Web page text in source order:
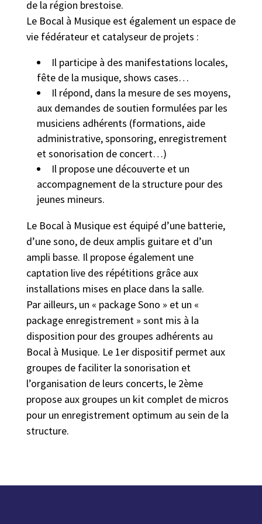
de la région brestoise.
Le Bocal à Musique est également un espace de
vie fédérateur et catalyseur de projets :
Il participe à des manifestations locales,
fête de la musique, shows cases…
Il répond, dans la mesure de ses moyens,
aux demandes de soutien formulées par les
musiciens adhérents (formations, aide
administrative, sponsoring, enregistrement
et sonorisation de concert…)
Il propose une découverte et un
accompagnement de la structure pour des
jeunes mineurs.
Le Bocal à Musique est équipé d’une batterie,
d’une sono, de deux amplis guitare et d’un
ampli basse. Il propose également une
captation live des répétitions grâce aux
installations mises en place dans la salle.
Par ailleurs, un « package Sono » et un «
package enregistrement » sont mis à la
disposition pour des groupes adhérents au
Bocal à Musique. Le 1er dispositif permet aux
groupes de faciliter la sonorisation et
l’organisation de leurs concerts, le 2ème
propose aux groupes un kit complet de micros
pour un enregistrement optimum au sein de la
structure.